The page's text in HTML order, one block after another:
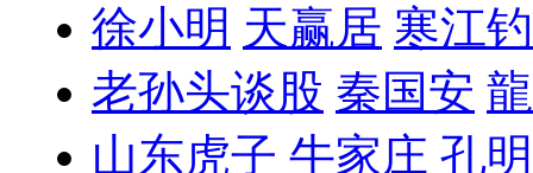
徐小明 天赢居 寒江
老孙头谈股 秦国安
山东虎子 牛家庄 孔